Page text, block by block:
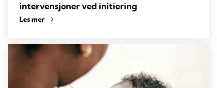
intervensjoner ved initiering
Les mer